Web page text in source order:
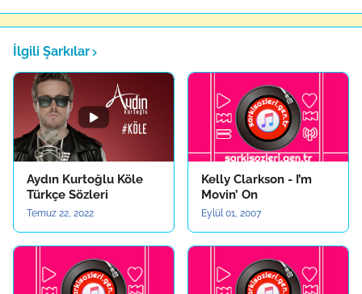
İlgili Şarkılar
Aydın Kurtoğlu Köle
Türkçe Sözleri
Temuz 22, 2022
Kelly Clarkson - I’m
Movin’ On
Eylül 01, 2007